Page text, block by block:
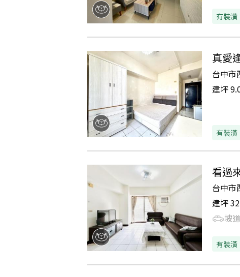
有裝潢
真愛
台中市
建坪
有裝潢
看過
台中市
建坪
坡
有裝潢